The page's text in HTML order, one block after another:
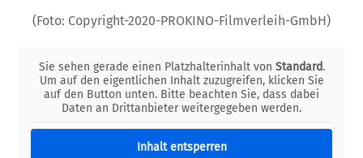
(Foto: Copyright-2020-PROKINO-Filmverleih-GmbH)
Sie sehen gerade einen Platzhalterinhalt von Standard.
Um auf den eigentlichen Inhalt zuzugreifen, klicken Sie
auf den Button unten. Bitte beachten Sie, dass dabei
Daten an Drittanbieter weitergegeben werden.
Inhalt entsperren